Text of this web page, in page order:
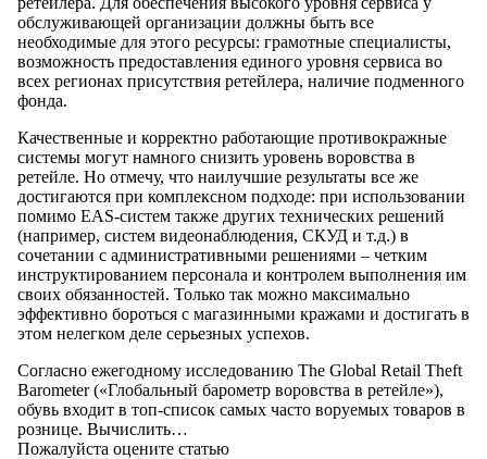
обслуживающей организации должны быть все
необходимые для этого ресурсы: грамотные специалисты,
возможность предоставления единого уровня сервиса во
всех регионах присутствия ретейлера, наличие подменного
фонда.
Качественные и корректно работающие противокражные
системы могут намного снизить уровень воровства в
ретейле. Но отмечу, что наилучшие результаты все же
достигаются при комплексном подходе: при использовании
помимо EAS-систем также других технических решений
(например, систем видеонаблюдения, СКУД и т.д.) в
сочетании с административными решениями – четким
инструктированием персонала и контролем выполнения им
своих обязанностей. Только так можно максимально
эффективно бороться с магазинными кражами и достигать в
этом нелегком деле серьезных успехов.
Согласно ежегодному исследованию The Global Retail Theft
Barometer («Глобальный барометр воровства в ретейле»),
обувь входит в топ-список самых часто воруемых товаров в
рознице. Вычислить…
Пожалуйста оцените статью